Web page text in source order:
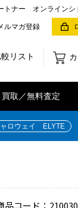
ナー オンラインシ
ルマガ登録
較リスト
買取／無料査定
ロウェイ ELYTE
品コード：